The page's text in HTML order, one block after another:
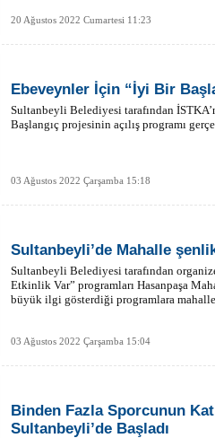
20 Ağustos 2022 Cumartesi 11:23
Ebeveynler İçin “İyi Bir
Sultanbeyli Belediyesi tarafından
Başlangıç projesinin açılış programı
03 Ağustos 2022 Çarşamba 15:18
Sultanbeyli’de Mahalle
Sultanbeyli Belediyesi tarafından
Etkinlik Var” programları Hasanpaşa
büyük ilgi gösterdiği programlara
03 Ağustos 2022 Çarşamba 15:04
Binden Fazla Sporcunun
Sultanbeyli’de Başladı